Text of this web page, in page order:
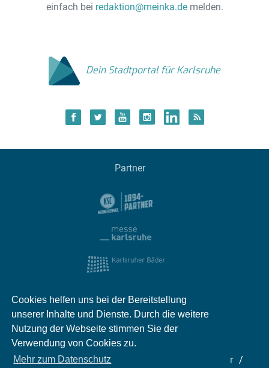
Cookies helfen uns bei der Bereitstellung
unserer Inhalte und Dienste. Durch die weitere
Nutzung der Webseite stimmen Sie der
Verwendung von Cookies zu.
Mehr zum Datenschutz
einfach bei redaktion@meinka.demelden.
Dein Stadtportal für Karlsruhe
Partner
Impressum Kontakt Partner